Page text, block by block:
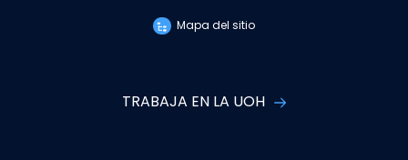
Mapa del sitio
TRABAJA EN LA UOH